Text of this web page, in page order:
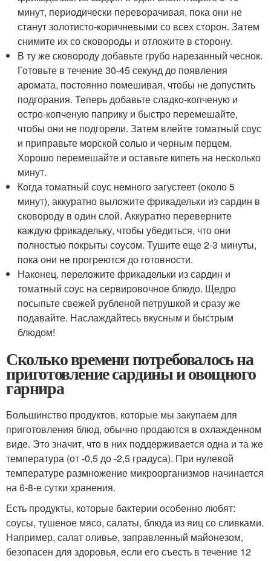
минут, периодически переворачивая, пока они не
станут золотисто-коричневыми со всех сторон. Затем
снимите их со сковороды и отложите в сторону.
В ту же сковороду добавьте грубо нарезанный чеснок.
Готовьте в течение 30-45 секунд до появления
аромата, постоянно помешивая, чтобы не допустить
подгорания. Теперь добавьте сладко-копченую и
остро-копченую паприку и быстро перемешайте,
чтобы они не подгорели. Затем влейте томатный соус
и приправьте морской солью и черным перцем.
Хорошо перемешайте и оставьте кипеть на несколько
минут.
Когда томатный соус немного загустеет (около 5
минут), аккуратно выложите фрикадельки из сардин в
сковороду в один слой. Аккуратно переверните
каждую фрикадельку, чтобы убедиться, что они
полностью покрыты соусом. Тушите еще 2-3 минуты,
пока они не прогреются до готовности.
Наконец, переложите фрикадельки из сардин и
томатный соус на сервировочное блюдо. Щедро
посыпьте свежей рубленой петрушкой и сразу же
подавайте. Наслаждайтесь вкусным и быстрым
блюдом!
Сколько времени потребовалось на
приготовление сардины и овощного
гарнира
Большинство продуктов, которые мы закупаем для
приготовления блюд, обычно продаются в охлажденном
виде. Это значит, что в них поддерживается одна и та же
температура (от -0,5 до -2,5 градуса). При нулевой
температуре размножение микроорганизмов начинается
на 6-8-е сутки хранения.
Есть продукты, которые бактерии особенно любят:
соусы, тушеное мясо, салаты, блюда из яиц со сливками.
Например, салат оливье, заправленный майонезом,
безопасен для здоровья, если его съесть в течение 12